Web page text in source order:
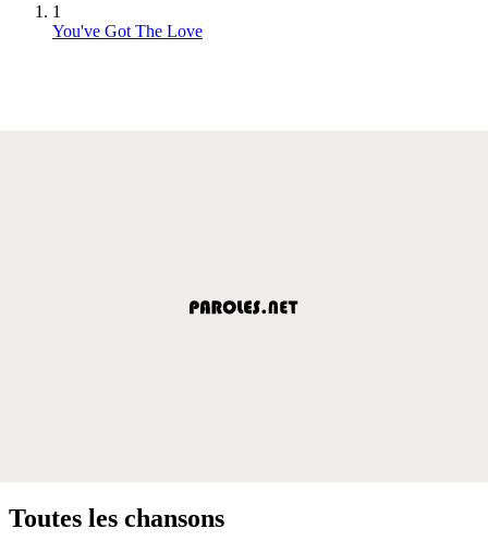
1
You've Got The Love
Toutes les chansons